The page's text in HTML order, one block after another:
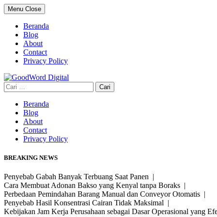
Skip
to
content
Menu Close
Beranda
Blog
About
Contact
Privacy Policy
Cari
untuk:
Beranda
Blog
About
Contact
Privacy Policy
BREAKING NEWS
Penyebab Gabah Banyak Terbuang Saat Panen |
Cara Membuat Adonan Bakso yang Kenyal tanpa Boraks |
Perbedaan Pemindahan Barang Manual dan Conveyor Otomatis |
Penyebab Hasil Konsentrasi Cairan Tidak Maksimal |
Kebijakan Jam Kerja Perusahaan sebagai Dasar Operasional yang